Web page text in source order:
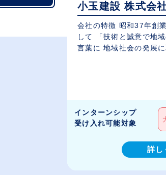
小玉建設 株式会
会社の特徴 昭和37年創
して 「技術と誠意で地
言葉に 地域社会の発展
インターンシップ
受け入れ可能対象
詳し